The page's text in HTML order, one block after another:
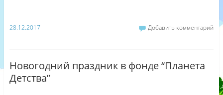
28.12.2017 Добавить комментарий
Новогодний праздник в фонде “Планета
Детства”